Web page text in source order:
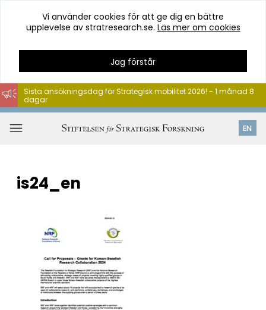
Hoppa
till
innehåll
Vi använder cookies för att ge dig en bättre
upplevelse av stratresearch.se. Läs mer om cookies
Jag förstår
EN
Sista ansökningsdag för Strategisk mobilitet 2026! - 1 månad 8
dagar
is24_en